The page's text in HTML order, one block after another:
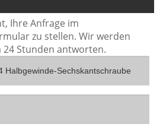
Ihre Anfrage im
zu stellen. Wir werden
Stunden antworten.